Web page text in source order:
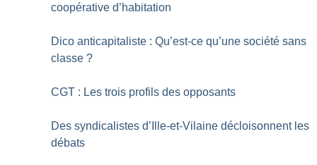
coopérative d’habitation
Dico anticapitaliste : Qu’est-ce qu’une société sans
classe ?
CGT : Les trois profils des opposants
Des syndicalistes d’Ille-et-Vilaine décloisonnent les
débats